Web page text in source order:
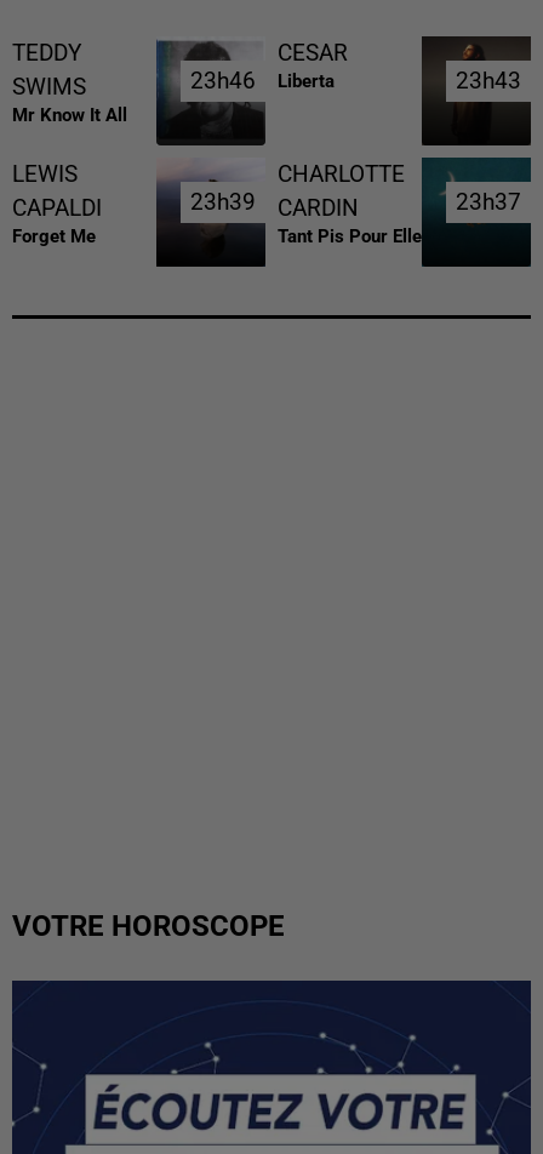
TEDDY
SWIMS
Mr Know It All
23h46
23h46
CESAR
Liberta 23h43
23h43
LEWIS
CAPALDI
Forget Me
23h39
23h39
CHARLOTTE
CARDIN
Tant Pis Pour Elle
23h37
23h37
VOTRE HOROSCOPE